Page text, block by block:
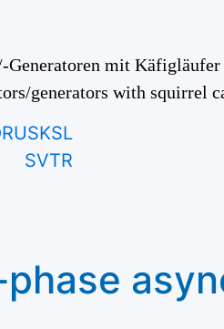
mit
generators with squirrel
RUSKSL
SVTR